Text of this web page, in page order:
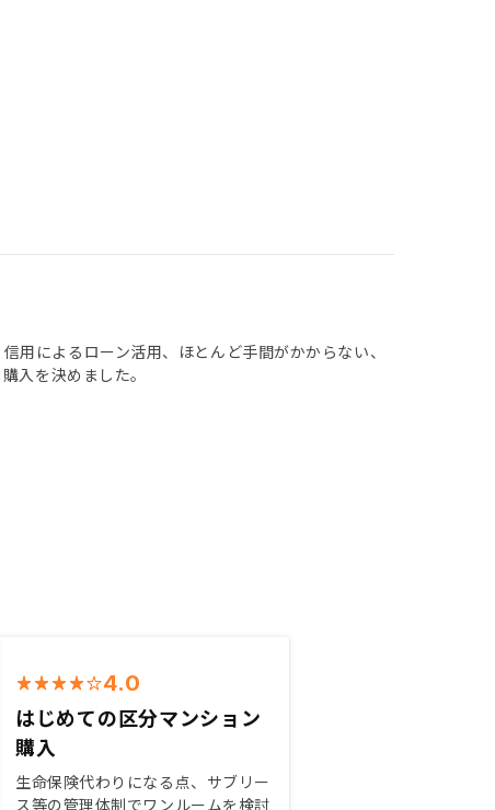
用によるローン活用、ほとんど手間がかからない、
入を決めました。
4.0
はじめての区分マンション
購入
生命保険代わりになる点、サブリー
ス等の管理体制でワンルームを検討